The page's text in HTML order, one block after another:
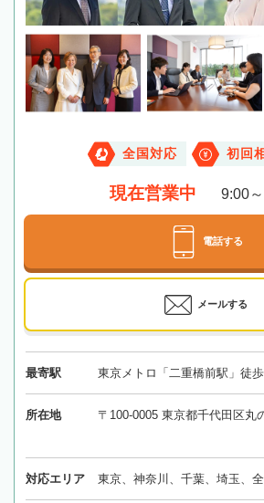
全国対応 初回
現在営業中 9:00
電話する
メールする
最寄駅 東京メトロ「二重橋前駅」徒
所在地 〒100-0005 東京都千代田区丸
対応エリア 東京、神奈川、千葉、埼玉、